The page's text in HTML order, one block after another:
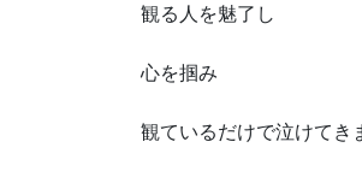
観る人を魅了し
心を掴み
観ているだけで泣けてき